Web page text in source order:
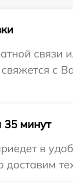
связи
с
35 минут
в